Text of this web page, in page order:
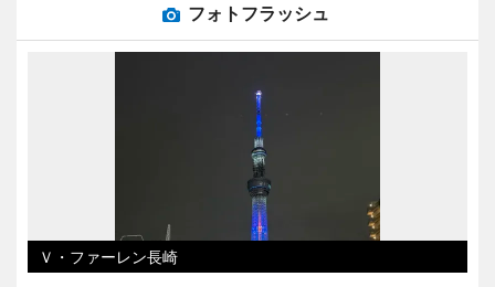
フォトフラッシュ
Ｖ・ファーレン長崎